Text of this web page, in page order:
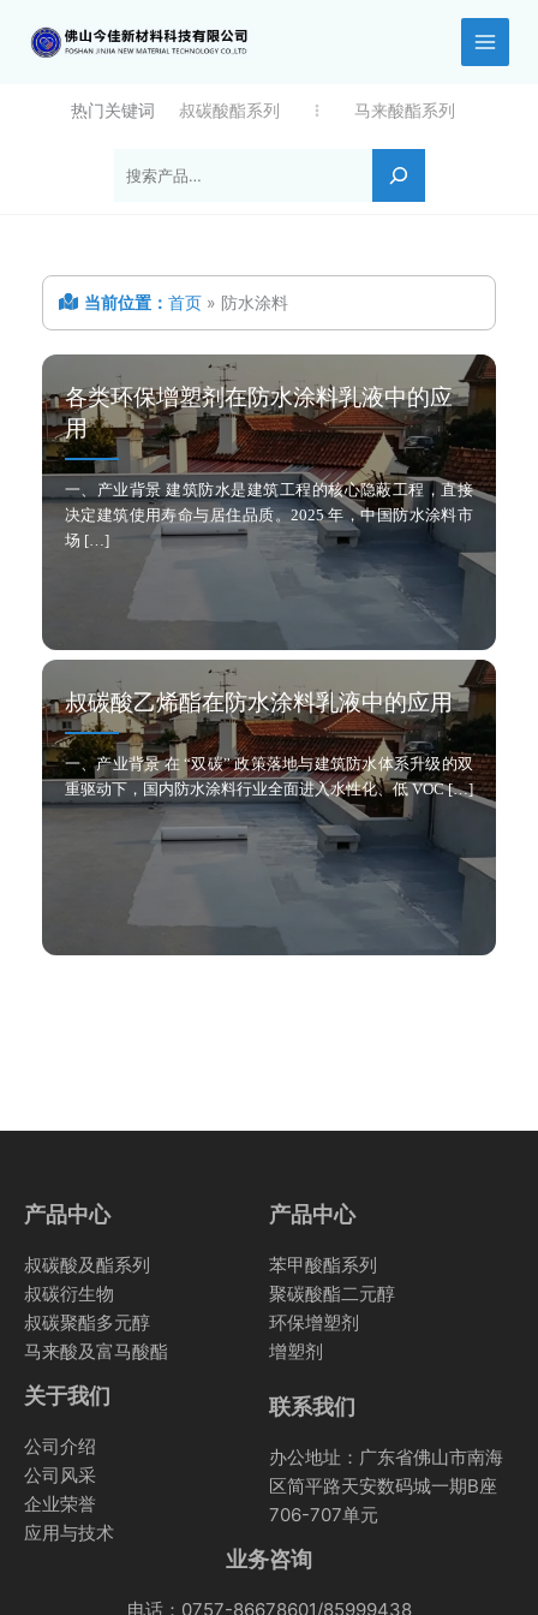
热门关键词 叔碳酸酯系列 马来酸酯系列
当前位置： 首页 » 防水涂料
各类环保增塑剂在防水涂料乳液中的应
用
一、产业背景 建筑防水是建筑工程的核心隐蔽工程，直接
决定建筑使用寿命与居住品质。2025 年，中国防水涂料市
场 […]
叔碳酸乙烯酯在防水涂料乳液中的应用
一、产业背景 在 “双碳” 政策落地与建筑防水体系升级的双
重驱动下，国内防水涂料行业全面进入水性化、低 VOC […]
产品中心
叔碳酸及酯系列
叔碳衍生物
叔碳聚酯多元醇
马来酸及富马酸酯
产品中心
苯甲酸酯系列
聚碳酸酯二元醇
环保增塑剂
增塑剂
关于我们
公司介绍
公司风采
企业荣誉
应用与技术
联系我们
办公地址：广东省佛山市南海
区简平路天安数码城一期B座
706-707单元
业务咨询
电话：0757-86678601/85999438